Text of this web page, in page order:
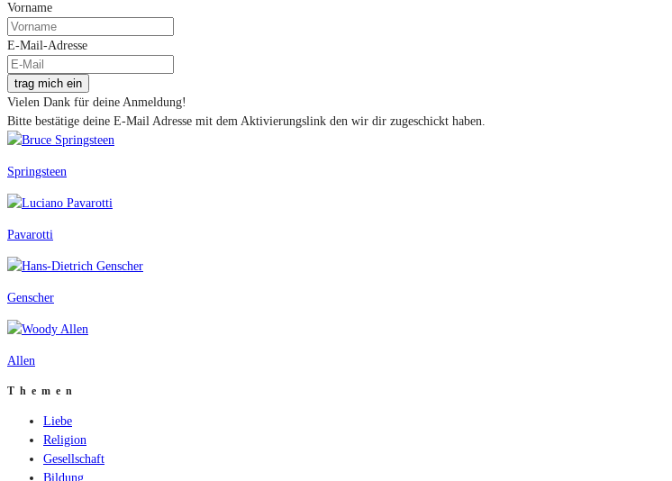
Vorname
E-Mail-Adresse
trag mich ein
Vielen Dank für deine Anmeldung!
Bitte bestätige deine E-Mail Adresse mit dem Aktivierungslink den wir dir zugeschickt haben.
Springsteen
Pavarotti
Genscher
Allen
Themen
Liebe
Religion
Gesellschaft
Bildung